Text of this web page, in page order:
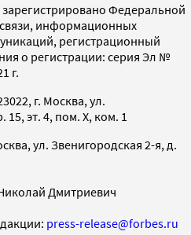
зарегистрировано Федеральной
информационных
регистрационный
о регистрации: серия Эл №
г.
г. Москва, ул.
15, эт. 4, пом. X, ком. 1
ул. Звенигородская 2-я, д.
Дмитриевич
press-release@forbes.ru